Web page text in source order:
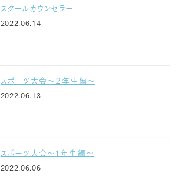
スクールカウンセラー
2022.06.14
スポーツ大会～２年生編～
2022.06.13
スポーツ大会～１年生編～
2022.06.06